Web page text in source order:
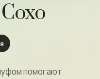
помогают